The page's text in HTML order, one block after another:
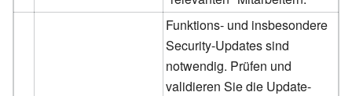
Funktions- und insbesondere
Security-Updates sind
notwendig. Prüfen und
validieren Sie die Update-